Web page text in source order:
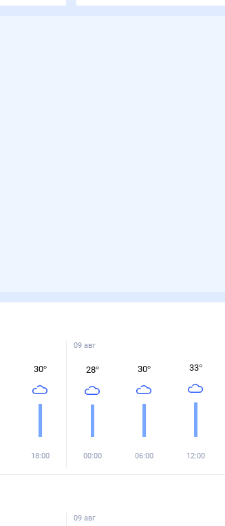
30°
18:00
09 авг
28°
00:00
30°
06:00
33°
12:00
09 авг